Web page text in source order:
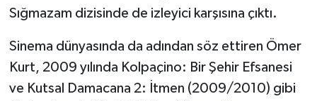
Sığmazam dizisinde de izleyici karşısına çıktı.
Sinema dünyasında da adından söz ettiren Ömer
Kurt, 2009 yılında Kolpaçino: Bir Şehir Efsanesi
ve Kutsal Damacana 2: İtmen (2009/2010) gibi